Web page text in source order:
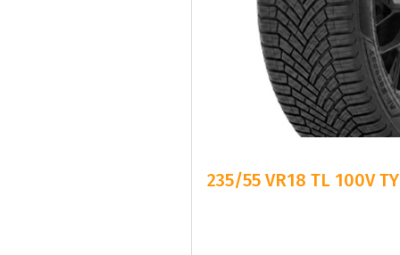
235/55 VR18 TL 100V